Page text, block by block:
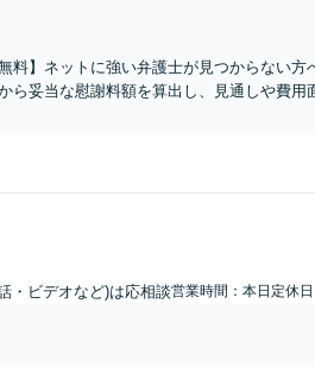
料】ネットに強い弁護士が見つからない
ら妥当な慰謝料額を算出し、見通しや費用
・ビデオなど)は応相談営業時間：本日定休日